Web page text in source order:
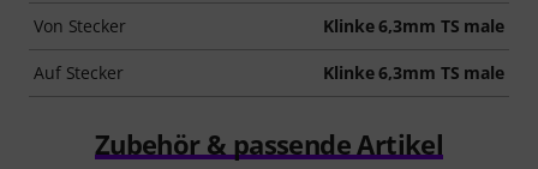
Von Stecker Klinke 6,3mm TS male
Auf Stecker Klinke 6,3mm TS male
Zubehör & passende Artikel